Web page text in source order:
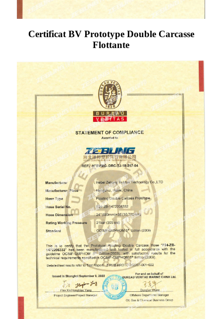
Certificat BV Prototype Double Carcasse
Flottante